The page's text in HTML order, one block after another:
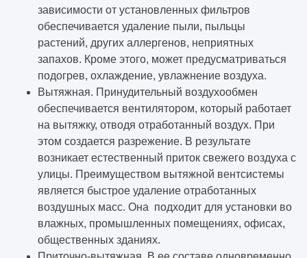
зависимости от установленных фильтров
обеспечивается удаление пыли, пыльцы
растений, других аллергенов, неприятных
запахов. Кроме этого, может предусматриваться
подогрев, охлаждение, увлажнение воздуха.
Вытяжная. Принудительный воздухообмен
обеспечивается вентилятором, который работает
на вытяжку, отводя отработанный воздух. При
этом создается разрежение. В результате
возникает естественный приток свежего воздуха с
улицы. Преимуществом вытяжной вентсистемы
является быстрое удаление отработанных
воздушных масс. Она подходит для установки во
влажных, промышленных помещениях, офисах,
общественных зданиях.